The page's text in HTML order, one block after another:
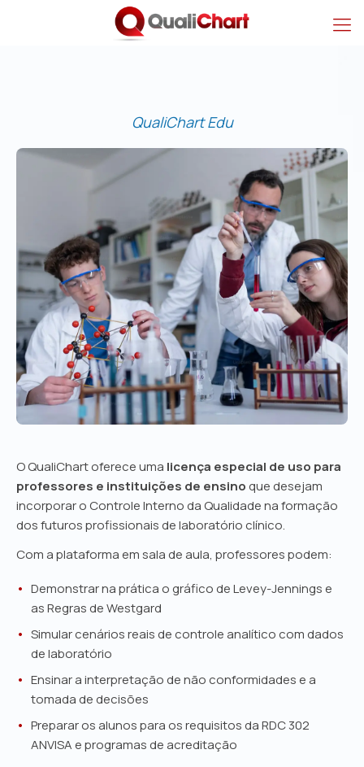
QualiChart Edu
PROGRAMA EDUCACIONAL QUALICHART
Licença especial para
Professores e
Faculdades
O CIQ na sala de aula — da teoria ao
laboratório real.
O QualiChart oferece uma licença especial de uso para
professores e instituições de ensino que desejam
incorporar o Controle Interno da Qualidade na formação
dos futuros profissionais de laboratório clínico.
Com a plataforma em sala de aula, professores podem:
Demonstrar na prática o gráfico de Levey-Jennings e
as Regras de Westgard
Simular cenários reais de controle analítico com dados
de laboratório
Ensinar a interpretação de não conformidades e a
tomada de decisões
Preparar os alunos para os requisitos da RDC 302
ANVISA e programas de acreditação